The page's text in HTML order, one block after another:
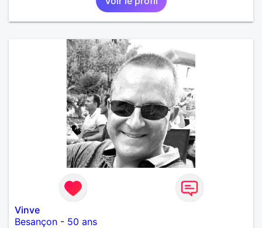
Vinve
Besançon - 50 ans